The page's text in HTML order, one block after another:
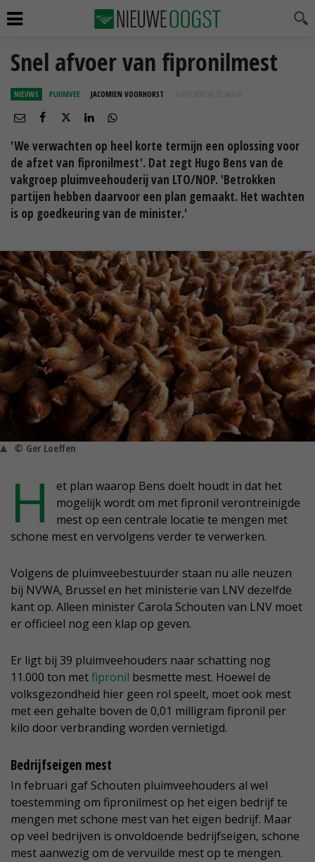
Snel afvoer van fipronilmest
NIEUWS PLUIMVEE JACOMIEN VOORHORST 12 APR 2018 OM 15:34
'We verwachten op heel korte termijn een oplossing voor
de afzet van fipronilmest'. Dat zegt Hugo Bens van de
vakgroep pluimveehouderij van LTO/NOP. 'Betrokken
partijen hebben daarvoor een plan gemaakt. Het wachten
is op goedkeuring van de minister.'
© Ger Loeffen
H
et plan waarop Bens doelt houdt in dat het
mogelijk wordt om met fipronil verontreinigde
mest op een centrale locatie te mengen met
schone mest en vervolgens verder te verwerken.
Volgens de pluimveebestuurder staan nu alle neuzen
bij NVWA, Brussel en het ministerie van LNV dezelfde
kant op. Alleen minister Carola Schouten van LNV moet
er officieel nog een klap op geven.
Er ligt bij 39 pluimveehouders naar schatting nog
11.000 ton metfipronil besmette mest. Hoewel de
volksgezondheid hier geen rol speelt, moet ook mest
met een gehalte boven de 0,01 milligram fipronil per
kilo door verbranding worden vernietigd.
Bedrijfseigen mest
In februari gaf Schouten pluimveehouders al wel
toestemming om fipronilmest op het eigen bedrijf te
mengen met schone mest van het eigen bedrijf. Maar
op veel bedrijven is onvoldoende bedrijfseigen, schone
mest aanwezig om de vervuilde mest op te mengen.